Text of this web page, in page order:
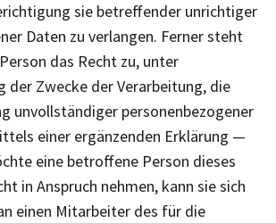
sie betreffender unrichtiger
Daten zu verlangen. Ferner steht
das Recht zu, unter
der Zwecke der Verarbeitung, die
unvollständiger personenbezogener
einer ergänzenden Erklärung —
eine betroffene Person dieses
in Anspruch nehmen, kann sie sich
einen Mitarbeiter des für die